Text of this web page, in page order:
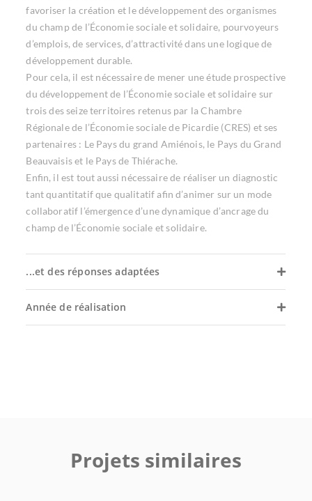
favoriser la création et le développement des organismes
du champ de l’Économie sociale et solidaire, pourvoyeurs
d’emplois, de services, d’attractivité dans une logique de
développement durable.
Pour cela, il est nécessaire de mener une étude prospective
du développement de l’Économie sociale et solidaire sur
trois des seize territoires retenus par la Chambre
Régionale de l’Économie sociale de Picardie (CRES) et ses
partenaires : Le Pays du grand Amiénois, le Pays du Grand
Beauvaisis et le Pays de Thiérache.
Enfin, il est tout aussi nécessaire de réaliser un diagnostic
tant quantitatif que qualitatif afin d’animer sur un mode
collaboratif l’émergence d’une dynamique d’ancrage du
champ de l’Économie sociale et solidaire.
...et des réponses adaptées
Année de réalisation
Projets similaires